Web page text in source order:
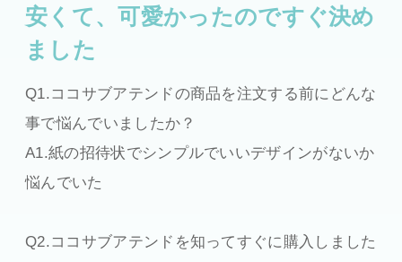
安くて、可愛かったのですぐ決め
ました
Q1.ココサブアテンドの商品を注文する前にどんな
事で悩んでいましたか？
A1.紙の招待状でシンプルでいいデザインがないか
悩んでいた
Q2.ココサブアテンドを知ってすぐに購入しました